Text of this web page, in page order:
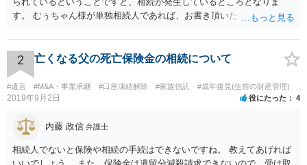
す。 むぅちゃん様が単独相続人であれば、お書き頂いたような方法で
相続人おられるということであれば、他の相続人との協議が必要とな
るところです。 また、当該点とは別にご主人から貸付ではなく贈与で
あると主張される可能性がございます。 その場合には、貸付であるこ
とを伺わせる事情をどれだけ積み重ねることが出来るか、というとこ
ろとなります。 返済の事実や、返済を約束するメール等です。 金額の
おく方が宜しいかと思います。 緊急という訳ではないかと思います
が、事前準備が早い方が有効な手段が増える傾向にありますので、早
目に弁護士を入れられることを御検討頂くと良いかと思います。
2 亡くなる父の死亡保険金の相続について
#遺言 #M&A・事業承継 #口座凍結解除 #家族信託 #成年後見(生前の財産管理)
2019年9月2日 役にたった 4
内藤 政信 弁護士
相続人でないと保険や相続の手続はできないですね。 教えてあげれば
いいでしょう。 また、保険金は遺留分減殺請求できないので、受け取